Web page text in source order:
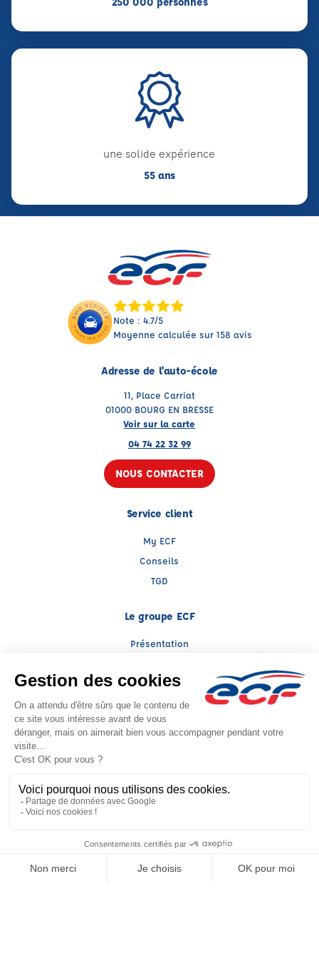
une solide expérience
55 ans
Note : 4.7/5
Moyenne calculée sur 158 avis
Adresse de l'auto-école
11, Place Carriat
01000 BOURG EN BRESSE
Voir sur la carte
04 74 22 32 99
NOUS CONTACTER
Service client
My ECF
Conseils
TGD
Le groupe ECF
Présentation
ECF Recrute
Presse
Actualités
Raison sociale : CATALA SARL - Capital social: 24000€
SIREN: 392875118 - Numéro de TVA intracommunautaire: FR 94 392875118
SIREN: 943719419 - Numéro de TVA intracommunautaire: FR63943719419